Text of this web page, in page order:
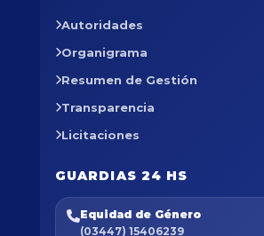
Autoridades
Organigrama
Resumen de Gestión
Transparencia
Licitaciones
GUARDIAS 24 HS
Equidad de Género
(03447) 15406239